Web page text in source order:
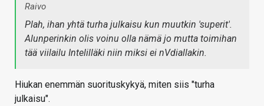
Raivo
Plah, ihan yhtä turha julkaisu kun muutkin 'superit'.
Alunperinkin olis voinu olla nämä jo mutta toimihan
tää viilailu Intelilläki niin miksi ei nVdiallakin.
Hiukan enemmän suorituskykyä, miten siis "turha
julkaisu".